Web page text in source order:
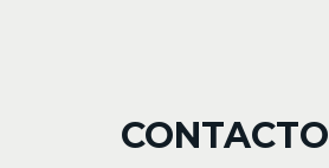
CONTACTO